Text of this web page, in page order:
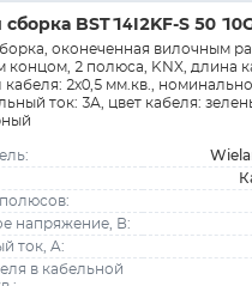
сборка BST14I2KF-S 50
оконеченная вилочным
концом, 2 полюса, KNX, длина
кабеля: 2х0,5 мм.кв.,
ток: 3А, цвет кабеля:
напряжение, В:
ток, A:
в кабельной